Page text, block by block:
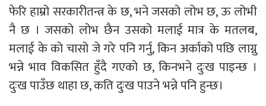
फेरि हाम्रो सरकारीतन्त्र के छ, भने जसको लोभ छ, ऊ लोभी
नै छ । जसको लोभ छैन उसको मलाई मात्र के मतलब,
मलाई के को चासो जे गरे पनि गर्नु, किन अर्काको पछि लाग्नु
भन्ने भाव विकसित हुँदै गएको छ, किनभने दुःख पाइन्छ ।
दुःख पाउँछ थाहा छ, कति दुःख पाउने भन्ने पनि हुन्छ।